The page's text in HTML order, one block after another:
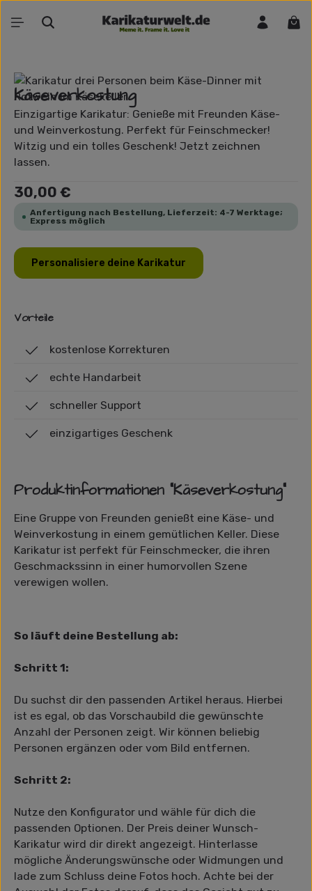
Zum Hauptinhalt springen
Bildergalerie überspringen
Käseverkostung
Einzigartige Karikatur: Genieße mit Freunden Käse-
und Weinverkostung. Perfekt für Feinschmecker!
Witzig und ein tolles Geschenk! Jetzt zeichnen
lassen.
Regulärer Preis:
30,00 €
Anfertigung nach Bestellung, Lieferzeit: 4-7 Werktage;
Express möglich
Personalisiere deine Karikatur
Vorteile
kostenlose Korrekturen
echte Handarbeit
schneller Support
einzigartiges Geschenk
Produktinformationen "Käseverkostung"
Eine Gruppe von Freunden genießt eine Käse- und
Weinverkostung in einem gemütlichen Keller. Diese
Karikatur ist perfekt für Feinschmecker, die ihren
Geschmackssinn in einer humorvollen Szene
verewigen wollen.
So läuft deine Bestellung ab:
Schritt 1:
Du suchst dir den passenden Artikel heraus. Hierbei
ist es egal, ob das Vorschaubild die gewünschte
Anzahl der Personen zeigt. Wir können beliebig
Personen ergänzen oder vom Bild entfernen.
Schritt 2:
Nutze den Konfigurator und wähle für dich die
passenden Optionen. Der Preis deiner Wunsch-
Karikatur wird dir direkt angezeigt. Hinterlasse
mögliche Änderungswünsche oder Widmungen und
lade zum Schluss deine Fotos hoch. Achte bei der